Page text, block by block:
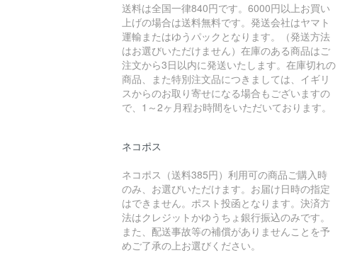
送料は全国一律840円です。6000円以上お買い
上げの場合は送料無料です。発送会社はヤマト
運輸またはゆうパックとなります。（発送方法
はお選びいただけません）在庫のある商品はご
注文から3日以内に発送いたします。在庫切れの
商品、また特別注文品につきましては、イギリ
スからのお取り寄せになる場合もございますの
で、1～2ヶ月程お時間をいただいております。
ネコポス
ネコポス（送料385円）利用可の商品ご購入時
のみ、お選びいただけます。お届け日時の指定
はできません。ポスト投函となります。決済方
法はクレジットかゆうちょ銀行振込のみです。
また、配送事故等の補償がありませんことを予
めご了承の上お選びください。